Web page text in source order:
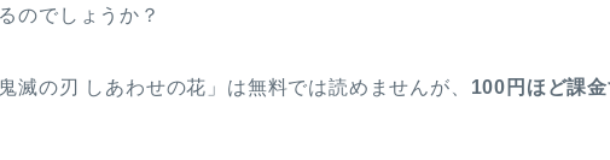
のでしょうか？
滅の刃 しあわせの花」は無料では読めませんが、 100円ほど課